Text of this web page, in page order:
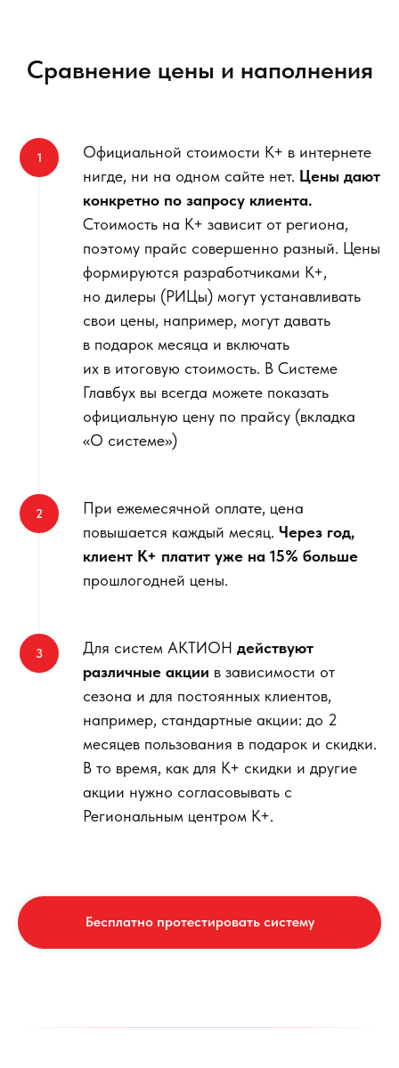
Сравнение цены и наполнения
Официальной стоимости К+ в интернете
нигде, ни на одном сайте нет. Цены дают
конкретно по запросу клиента.
Стоимость на К+ зависит от региона,
поэтому прайс совершенно разный. Цены
формируются разработчиками К+,
но дилеры (РИЦы) могут устанавливать
свои цены, например, могут давать
в подарок месяца и включать
их в итоговую стоимость. В Системе
Главбух вы всегда можете показать
официальную цену по прайсу (вкладка
«О системе»)
При ежемесячной оплате, цена
повышается каждый месяц. Через год,
клиент К+ платит уже на 15% больше
прошлогодней цены.
Для систем АКТИОН действуют
различные акции в зависимости от
сезона и для постоянных клиентов,
например, стандартные акции: до 2
месяцев пользования в подарок и скидки.
В то время, как для К+ скидки и другие
акции нужно согласовывать с
Региональным центром К+.
Бесплатно протестировать систему